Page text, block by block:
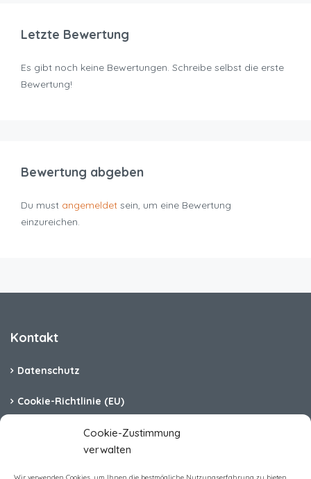
Cookie-Zustimmung
verwalten
Letzte Bewertung
Es gibt noch keine Bewertungen. Schreibe selbst die erste
Bewertung!
Bewertung abgeben
Du must angemeldet sein, um eine Bewertung
einzureichen.
Kontakt
Datenschutz
Cookie-Richtlinie (EU)
Barrierefreiheit